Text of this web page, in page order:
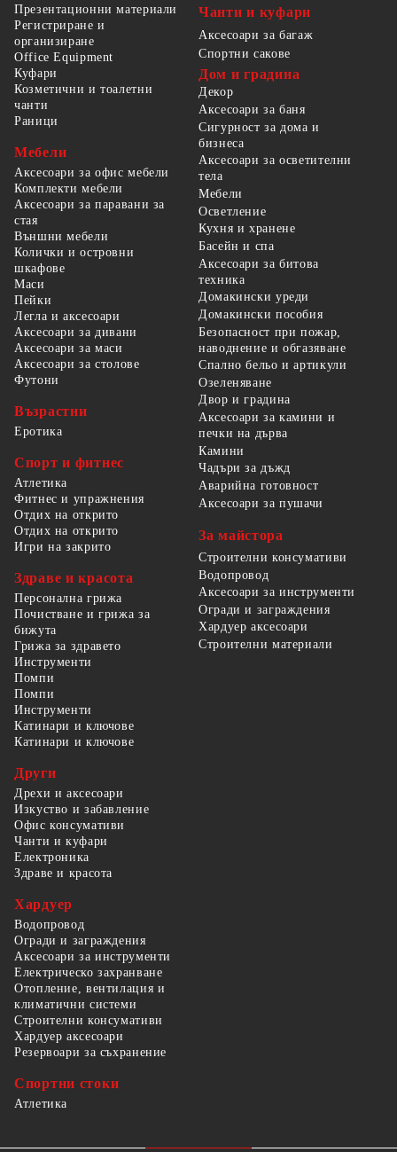
Презентационни материали
Регистриране и
организиране
Office Equipment
Чанти и куфари
Аксесоари за багаж
Спортни сакове
Куфари
Козметични и тоалетни
чанти
Раници
Мебели
Аксесоари за офис мебели
Комплекти мебели
Аксесоари за паравани за
стая
Външни мебели
Колички и островни
шкафове
Маси
Пейки
Легла и аксесоари
Аксесоари за дивани
Аксесоари за маси
Аксесоари за столове
Футони
Възрастни
Еротика
Спорт и фитнес
Атлетика
Фитнес и упражнения
Отдих на открито
Отдих на открито
Игри на закрито
Здраве и красота
Персонална грижа
Почистване и грижа за
бижута
Грижа за здравето
Дом и градина
Декор
Аксесоари за баня
Сигурност за дома и
бизнеса
Аксесоари за осветителни
тела
Мебели
Осветление
Кухня и хранене
Басейн и спа
Аксесоари за битова
техника
Домакински уреди
Домакински пособия
Безопасност при пожар,
наводнение и обгазяване
Спално бельо и артикули
Озеленяване
Двор и градина
Аксесоари за камини и
печки на дърва
Камини
Чадъри за дъжд
Аварийна готовност
Аксесоари за пушачи
За майстора
Строителни консумативи
Водопровод
Аксесоари за инструменти
Огради и заграждения
Хардуер аксесоари
Строителни материали
Инструменти
Помпи
Помпи
Инструменти
Катинари и ключове
Катинари и ключове
Други
Дрехи и аксесоари
Изкуство и забавление
Офис консумативи
Чанти и куфари
Електроника
Здраве и красота
Хардуер
Водопровод
Огради и заграждения
Аксесоари за инструменти
Електрическо захранване
Отопление, вентилация и
климатични системи
Строителни консумативи
Хардуер аксесоари
Резервоари за съхранение
Спортни стоки
Атлетика